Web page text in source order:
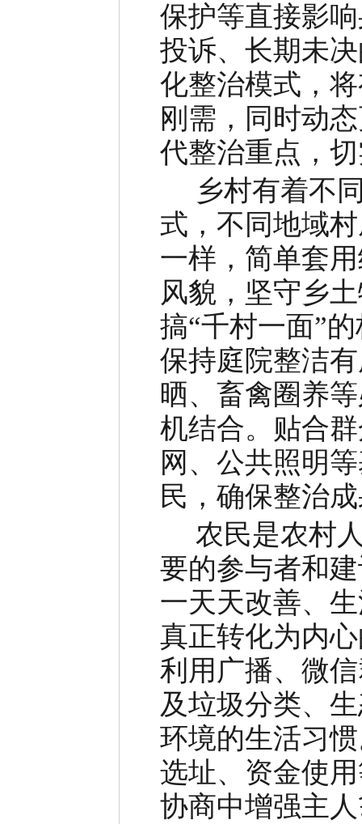
保护等直接影
投诉、长期未
化整治模式，
刚需，同时动
代整治重点，
乡村有着不同
式，不同地域
一样，简单套
风貌，坚守乡
搞“千村一面”
保持庭院整洁
晒、畜禽圈养
机结合。贴合
网、公共照明
民，确保整治
农民是农村人
要的参与者和
一天天改善、
真正转化为内
利用广播、微
及垃圾分类、
环境的生活习
选址、资金使
协商中增强主